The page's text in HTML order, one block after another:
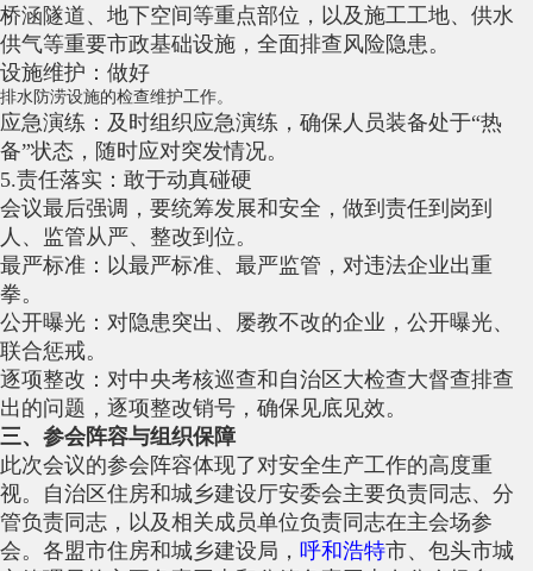
桥涵隧道、地下空间等重点部位，以及施工工地、供水
供气等重要市政基础设施，全面排查风险隐患。
设施维护：做好
排水防涝设施的检查维护工作。
应急演练：及时组织应急演练，确保人员装备处于“热
备”状态，随时应对突发情况。
5.责任落实：敢于动真碰硬
会议最后强调，要统筹发展和安全，做到责任到岗到
人、监管从严、整改到位。
最严标准：以最严标准、最严监管，对违法企业出重
拳。
公开曝光：对隐患突出、屡教不改的企业，公开曝光、
联合惩戒。
逐项整改：对中央考核巡查和自治区大检查大督查排查
出的问题，逐项整改销号，确保见底见效。
三、参会阵容与组织保障
此次会议的参会阵容体现了对安全生产工作的高度重
视。自治区住房和城乡建设厅安委会主要负责同志、分
管负责同志，以及相关成员单位负责同志在主会场参
会。各盟市住房和城乡建设局， 呼和浩特市、包头市城